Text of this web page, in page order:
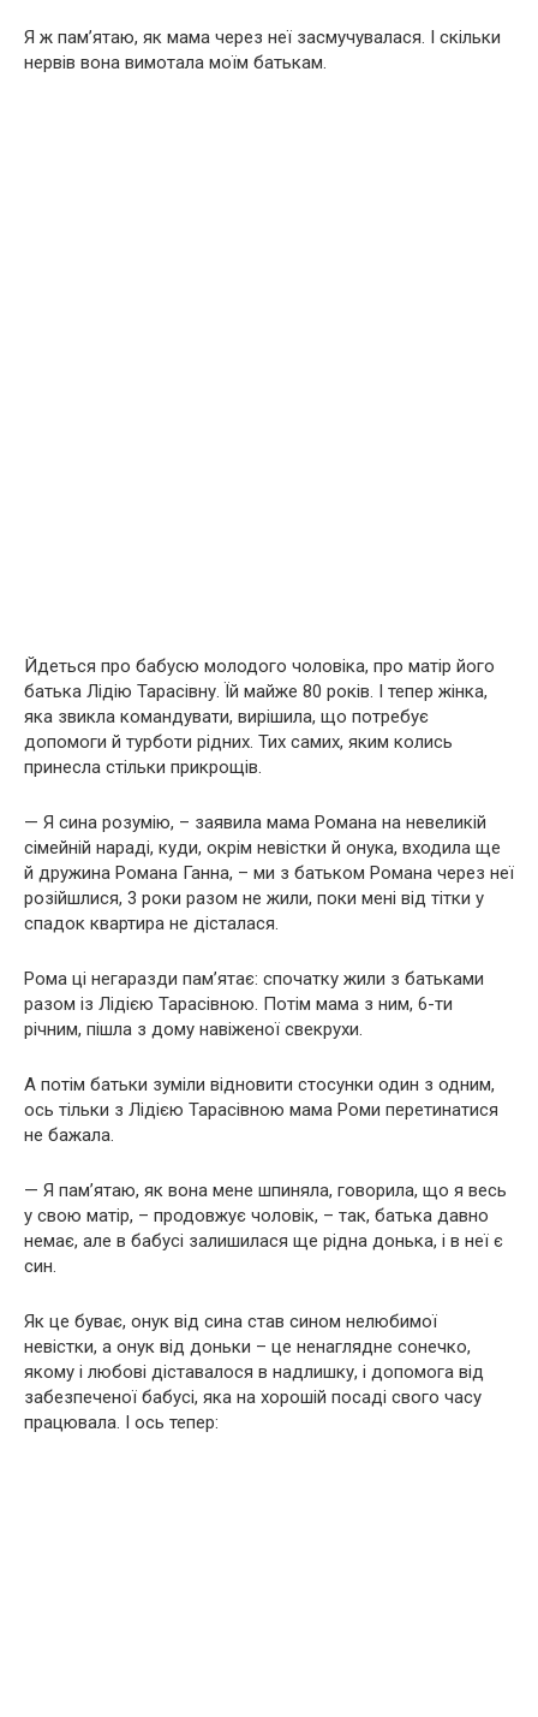
Я ж пам’ятаю, як мама через неї засмучувалася. І скільки
нервів вона вимотала моїм батькам.
Йдеться про бабусю молодого чоловіка, про матір його
батька Лідію Тарасівну. Їй майже 80 років. І тепер жінка,
яка звикла командувати, вирішила, що потребує
допомоги й турботи рідних. Тих самих, яким колись
принесла стільки прикрощів.
— Я сина розумію, – заявила мама Романа на невеликій
сімейній нараді, куди, окрім невістки й онука, входила ще
й дружина Романа Ганна, – ми з батьком Романа через неї
розійшлися, 3 роки разом не жили, поки мені від тітки у
спадок квартира не дісталася.
Рома ці негаразди пам’ятає: спочатку жили з батьками
разом із Лідією Тарасівною. Потім мама з ним, 6-ти
річним, пішла з дому навіженої свекрухи.
А потім батьки зуміли відновити стосунки один з одним,
ось тільки з Лідією Тарасівною мама Роми перетинатися
не бажала.
— Я пам’ятаю, як вона мене шпиняла, говорила, що я весь
у свою матір, – продовжує чоловік, – так, батька давно
немає, але в бабусі залишилася ще рідна донька, і в неї є
син.
Як це буває, онук від сина став сином нелюбимої
невістки, а онук від доньки – це ненаглядне сонечко,
якому і любові діставалося в надлишку, і допомога від
забезпеченої бабусі, яка на хорошій посаді свого часу
працювала. І ось тепер: